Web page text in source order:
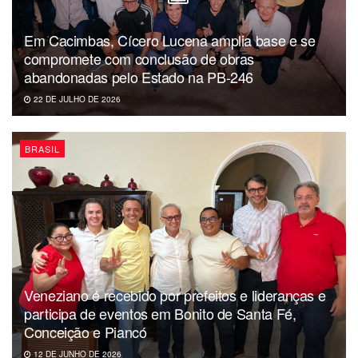
Senadores
PSOL
Deputados
Em Cacimbas, Cícero Lucena amplia base e se
compromete com conclusão de obras
abandonadas pelo Estado na PB-246
22 DE JULHO DE 2026
BRASIL
Veneziano é recebido por prefeitos e lideranças e
participa de eventos em Bonito de Santa Fé,
Conceição e Piancó
12 DE JUNHO DE 2026